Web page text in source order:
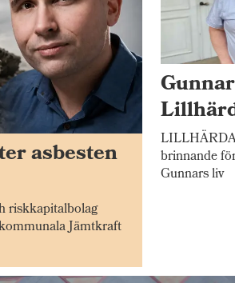
asbesten
riskkapitalbolag
Jämtkraft
brinnande
Gunnars liv